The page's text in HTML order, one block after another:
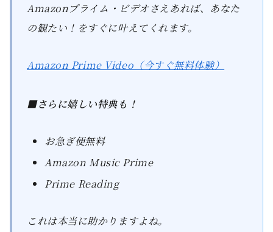
Amazonプライム・ビデオさえあれば、あなた
の観たい！をすぐに叶えてくれます。
Amazon Prime Video（今すぐ無料体験）
■さらに嬉しい特典も！
お急ぎ便無料
Amazon Music Prime
Prime Reading
これは本当に助かりますよね。